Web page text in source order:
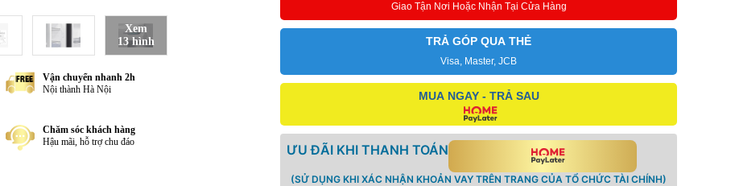
Xem
13 hình
Vận chuyển nhanh 2h
Nội thành Hà Nội
Chăm sóc khách hàng
Hậu mãi, hỗ trợ chu đáo
Giao Tận Nơi Hoặc Nhận Tại Cửa Hàng
TRẢ GÓP QUA THẺ
Visa, Master, JCB
MUA NGAY - TRẢ SAU
ƯU ĐÃI KHI THANH TOÁN
(SỬ DỤNG KHI XÁC NHẬN KHOẢN VAY TRÊN TRANG CỦA TỔ CHỨC TÀI CHÍNH)